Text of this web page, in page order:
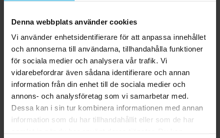
Denna webbplats använder cookies
Vi använder enhetsidentifierare för att anpassa innehållet
och annonserna till användarna, tillhandahålla funktioner
för sociala medier och analysera vår trafik. Vi
vidarebefordrar även sådana identifierare och annan
information från din enhet till de sociala medier och
annons- och analysföretag som vi samarbetar med.
Dessa kan i sin tur kombinera informationen med annan
information som du har tillhandahållit eller som de har
Lilo & Stitch
Maskeraddräkt 7-8 år
Nuvarande pris :
229,00 krTidigare pris:
299,00 kr
229,00 kr 299,00 kr
Lilo & Stitch
Maskeraddräkt Deluxe
5-6 år
Nuvarande pris:
399,00 krTidigare pris
449,00 kr
399,00 kr 449,00 kr
Andra köpte även